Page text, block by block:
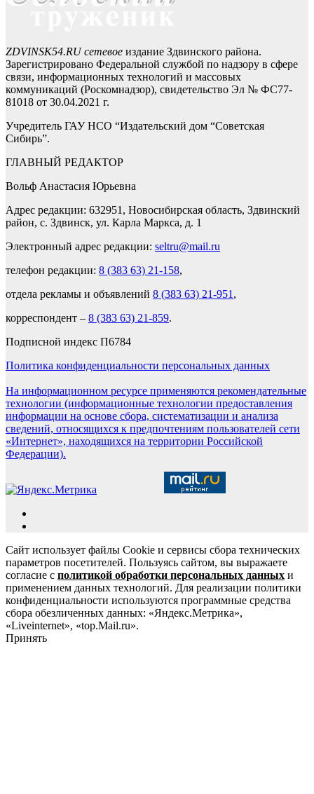
ZDVINSK54.RU сетевое издание Здвинского района.
Зарегистрировано Федеральной службой по надзору в сфере
связи, информационных технологий и массовых
коммуникаций (Роскомнадзор), свидетельство Эл № ФС77-
81018 от 30.04.2021 г.
Учредитель ГАУ НСО “Издательский дом “Советская
Сибирь”.
ГЛАВНЫЙ РЕДАКТОР
Вольф Анастасия Юрьевна
Адрес редакции: 632951, Новосибирская область, Здвинский
район, с. Здвинск, ул. Карла Маркса, д. 1
Электронный адрес редакции: seltru@mail.ru
телефон редакции: 8 (383 63) 21-158,
отдела рекламы и объявлений 8 (383 63) 21-951 ,
корреспондент – 8 (383 63) 21-859.
Подписной индекс П6784
Политика конфиденциальности персональных данных
На информационном ресурсе применяются рекомендательные
технологии (информационные технологии предоставления
информации на основе сбора, систематизации и анализа
сведений, относящихся к предпочтениям пользователей сети
«Интернет», находящихся на территории Российской
Федерации).
Сайт использует файлы Cookie и сервисы сбора технических
параметров посетителей. Пользуясь сайтом, вы выражаете
согласие с политикой обработки персональных данных и
применением данных технологий. Для реализации политики
конфиденциальности используются программные средства
сбора обезличенных данных: «Яндекс.Метрика»,
«Liveinternet», «top.Mail.ru».
Принять